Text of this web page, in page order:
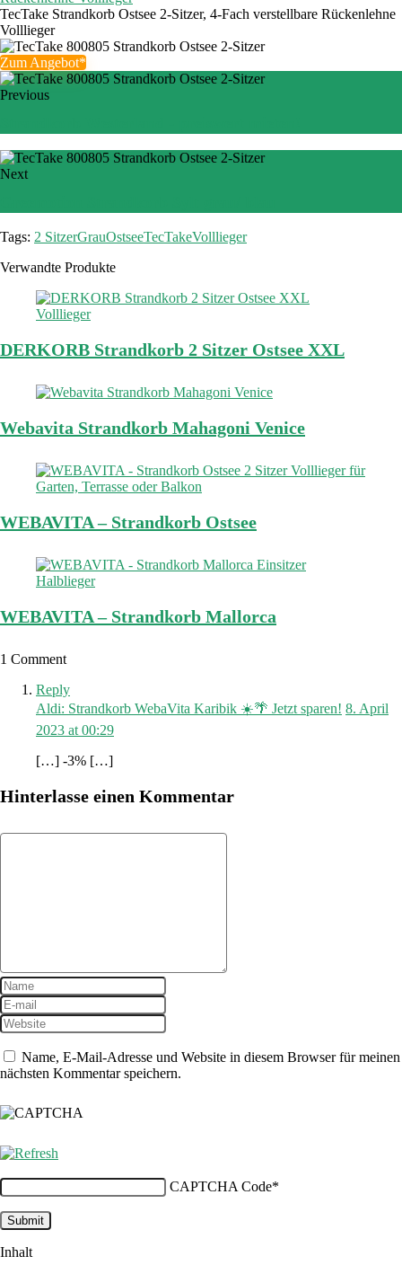
TecTake Strandkorb Ostsee 2-Sitzer, 4-Fach verstellbare Rückenlehne
Volllieger
Zum Angebot*
Previous
Next
Tags: 2 SitzerGrauOstseeTecTakeVolllieger
Verwandte Produkte
DERKORB Strandkorb 2 Sitzer Ostsee XXL
Webavita Strandkorb Mahagoni Venice
WEBAVITA – Strandkorb Ostsee
WEBAVITA – Strandkorb Mallorca
1 Comment
Reply
Aldi: Strandkorb WebaVita Karibik ☀️🌴 Jetzt sparen! 8. April
2023 at 00:29
[…] -3% […]
Hinterlasse einen Kommentar
Name, E-Mail-Adresse und Website in diesem Browser für meinen
nächsten Kommentar speichern.
CAPTCHA Code*
Inhalt